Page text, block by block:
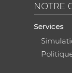
NOTRE
Services